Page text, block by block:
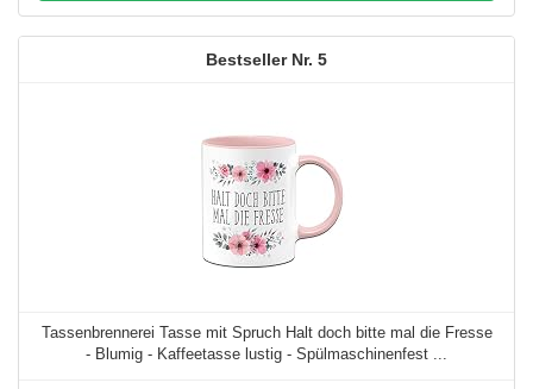
5
Tassenbrennerei Tasse mit Spruch Halt doch bitte mal die Fresse
- Blumig - Kaffeetasse lustig - Spülmaschinenfest ...